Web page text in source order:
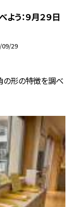
う：９月２９日
09/29
の形の特徴を調べ